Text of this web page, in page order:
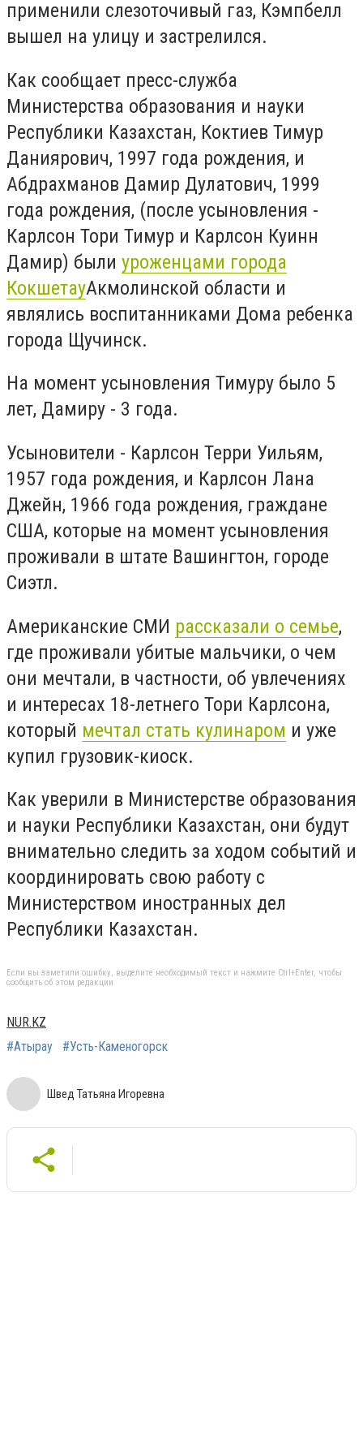
применили слезоточивый газ, Кэмпбелл
вышел на улицу и застрелился.
Как сообщает пресс-служба
Министерства образования и науки
Республики Казахстан, Коктиев Тимур
Даниярович, 1997 года рождения, и
Абдрахманов Дамир Дулатович, 1999
года рождения, (после усыновления -
Карлсон Тори Тимур и Карлсон Куинн
Дамир) были уроженцами города
КокшетауАкмолинской области и
являлись воспитанниками Дома ребенка
города Щучинск.
На момент усыновления Тимуру было 5
лет, Дамиру - 3 года.
Усыновители - Карлсон Терри Уильям,
1957 года рождения, и Карлсон Лана
Джейн, 1966 года рождения, граждане
США, которые на момент усыновления
проживали в штате Вашингтон, городе
Сиэтл.
Американские СМИ рассказали о семье,
где проживали убитые мальчики, о чем
они мечтали, в частности, об увлечениях
и интересах 18-летнего Тори Карлсона,
который мечтал стать кулинаром и уже
купил грузовик-киоск.
Как уверили в Министерстве образования
и науки Республики Казахстан, они будут
внимательно следить за ходом событий и
координировать свою работу с
Министерством иностранных дел
Республики Казахстан.
Если вы заметили ошибку, выделите необходимый текст и нажмите Ctrl+Enter, чтобы
сообщить об этом редакции
NUR.KZ
#Атырау
#Усть-Каменогорск
Швед Татьяна Игоревна